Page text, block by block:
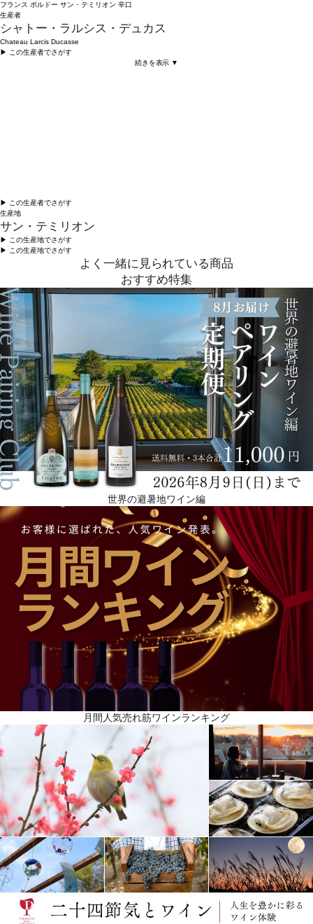
フランス ボルドー サン・テミリオン 辛口
生産者
シャトー・ラルシス・デュカス
Chateau Larcis Ducasse
▶︎ この生産者でさがす
続きを表示 ▼
▶︎ この生産者でさがす
生産地
サン・テミリオン
▶︎ この生産地でさがす
▶︎ この生産地でさがす
よく一緒に見られている商品
おすすめ特集
世界の避暑地ワイン編
月間人気売れ筋ワインランキング